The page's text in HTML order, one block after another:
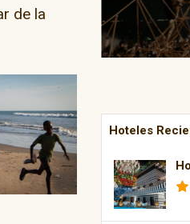
de la
Hoteles